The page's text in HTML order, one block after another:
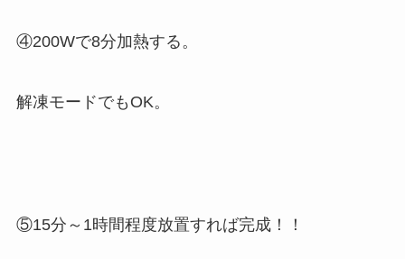
④200Wで8分加熱する。
解凍モードでもOK。
⑤15分～1時間程度放置すれば完成！！